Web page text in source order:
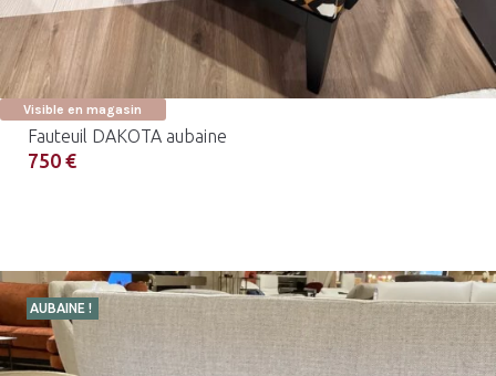
Visible en magasin
Fauteuil DAKOTA aubaine
750 €
AUBAINE !